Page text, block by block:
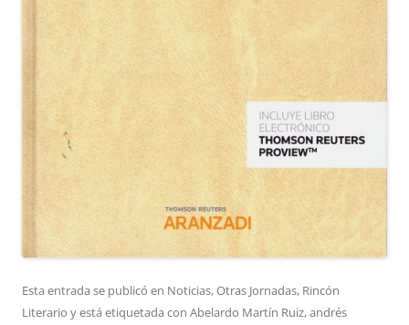
Esta entrada se publicó en Noticias,Otras Jornadas, Rincón
Literario y está etiquetada con Abelardo Martín Ruiz,andrés